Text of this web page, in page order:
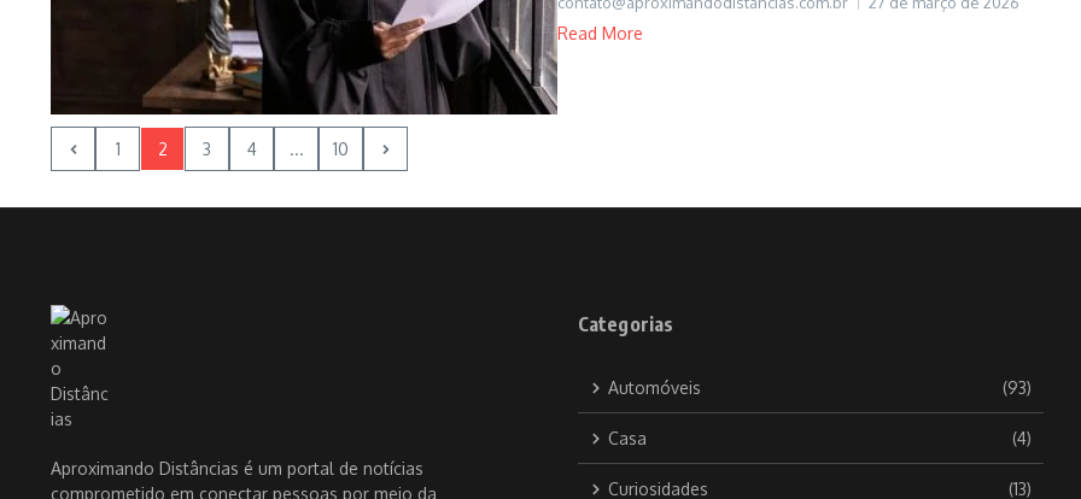
Read More
1 2 3 4 ... 10
Aproximando Distâncias é um portal de notícias
comprometido em conectar pessoas por meio da
Categorias
Automóveis (93)
Casa (4)
Curiosidades (13)